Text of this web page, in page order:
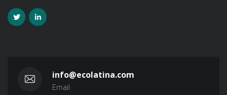
info@ecolatina.com
Email